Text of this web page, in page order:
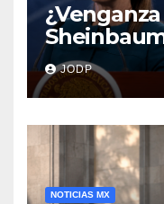
negra en
Aguirre
JODP
NOTICIAS MX